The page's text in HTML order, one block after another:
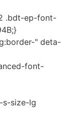
.bdt-ep-font-
" deta-
font-
s-size-lg